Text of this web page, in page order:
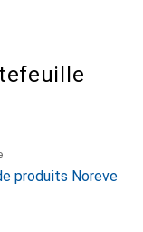
produits Noreve